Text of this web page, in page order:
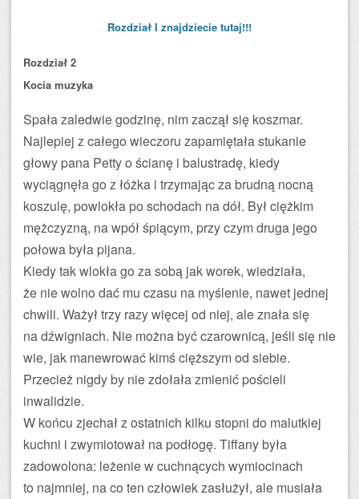
Rozdział I znajdziecie tutaj!!!
Rozdział 2
Kocia muzyka
Spała zaledwie godzinę, nim zaczął się koszmar.
Najlepiej z całego wieczoru zapamiętała stukanie
głowy pana Petty o ścianę i balustradę, kiedy
wyciągnęła go z łóżka i trzymając za brudną nocną
koszulę, powlokła po schodach na dół. Był ciężkim
mężczyzną, na wpół śpiącym, przy czym druga jego
połowa była pijana.
Kiedy tak wlokła go za sobą jak worek, wiedziała,
że nie wolno dać mu czasu na myślenie, nawet jednej
chwili. Ważył trzy razy więcej od niej, ale znała się
na dźwigniach. Nie można być czarownicą, jeśli się nie
wie, jak manewrować kimś cięższym od siebie.
Przecież nigdy by nie zdołała zmienić pościeli
inwalidzie.
W końcu zjechał z ostatnich kilku stopni do malutkiej
kuchni i zwymiotował na podłogę. Tiffany była
zadowolona: leżenie w cuchnących wymiocinach
to najmniej, na co ten człowiek zasłużył, ale musiała